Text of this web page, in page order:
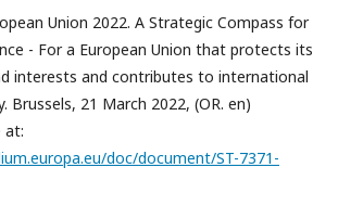
Union 2022. A Strategic Compass for
- For a European Union that protects its
interests and contributes to international
Brussels, 21 March 2022, (OR. en)
at:
doc/document/ST-7371-